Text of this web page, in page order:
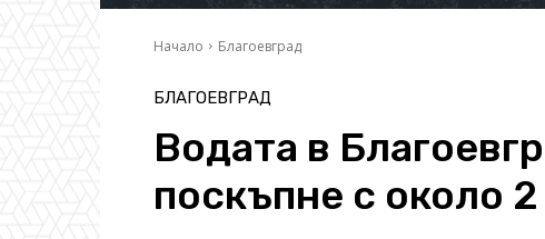
Начало Благоевград
БЛАГОЕВГРАД
Водата в
поскъпне с около